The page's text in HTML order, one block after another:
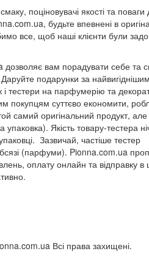
поціновувачі якості та
будьте впевнені в
все, щоб наші клієнти були
вам порадувати себе та
подарунки за
тестери на парфумерію та
покупцям суттєво економити,
самий оригінальний продукт, але
Якість товару-тестера
Зазвичай, частіше тестер
(парфуми). Pionna.com.ua
оплату онлайн та відправку в
Всі права захищені.